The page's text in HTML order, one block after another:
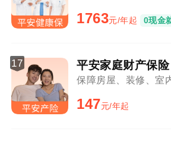
1763元/年起 0现金
17 平安家庭财产保险
保障房屋、装修、室
147元/年起